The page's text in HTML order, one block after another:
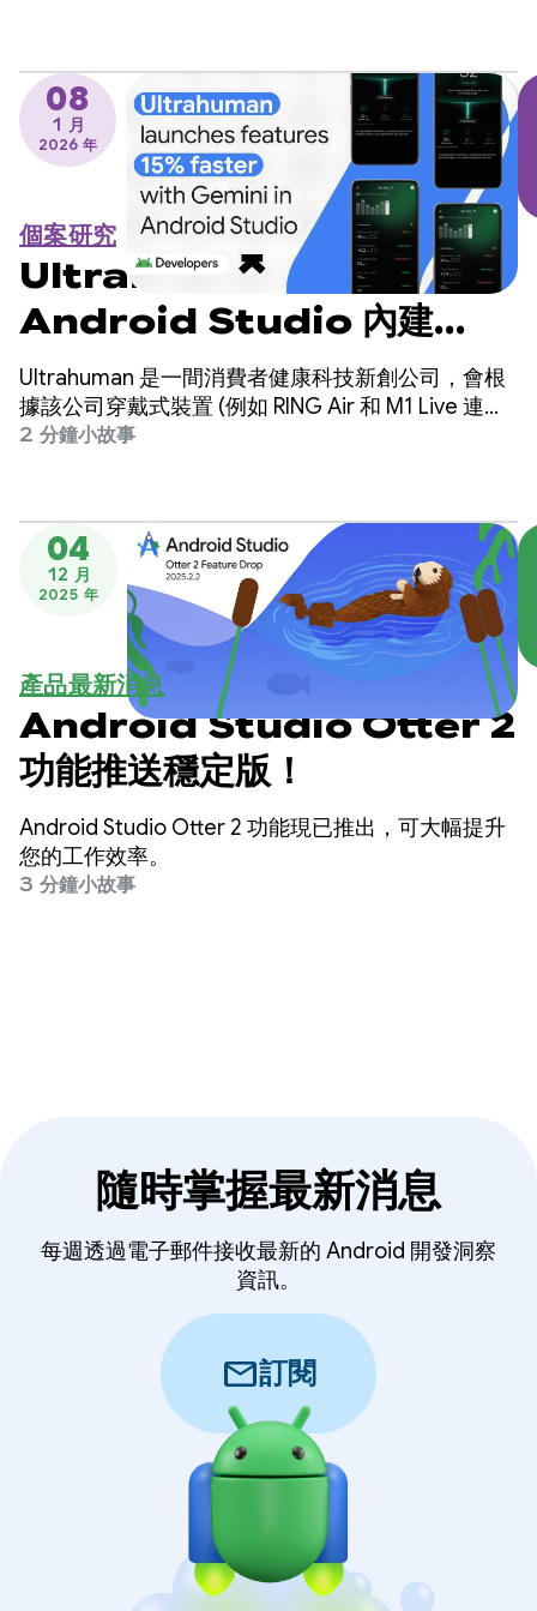
08
1 月
2026 年
個案研究
Ultrahuman 採用
Android Studio 內建
Gemini，推出新功能的速度
提升 15%
Ultrahuman 是一間消費者健康科技新創公司，會根
據該公司穿戴式裝置 (例如 RING Air 和 M1 Live 連續
血糖監測儀 (CGM)) 的生物特徵辨識資料，為使用者
2 分鐘小故事
04
12 月
2025 年
產品最新消息
Android Studio Otter 2
功能推送穩定版！
Android Studio Otter 2 功能現已推出，可大幅提升
您的工作效率。
3 分鐘小故事
隨時掌握最新消息
每週透過電子郵件接收最新的 Android 開發洞察
資訊。
mail訂閱